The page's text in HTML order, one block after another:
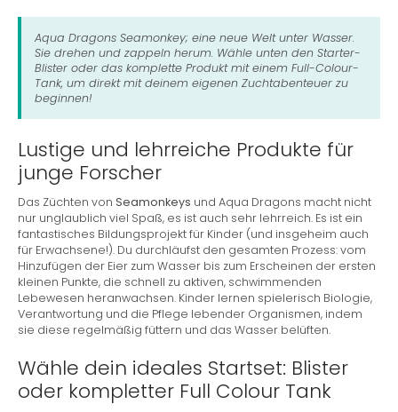
Aqua Dragons Seamonkey; eine neue Welt unter Wasser.
Sie drehen und zappeln herum. Wähle unten den Starter-
Blister oder das komplette Produkt mit einem Full-Colour-
Tank, um direkt mit deinem eigenen Zuchtabenteuer zu
beginnen!
Lustige und lehrreiche Produkte für
junge Forscher
Das Züchten von Seamonkeys und Aqua Dragons macht nicht
nur unglaublich viel Spaß, es ist auch sehr lehrreich. Es ist ein
fantastisches Bildungsprojekt für Kinder (und insgeheim auch
für Erwachsene!). Du durchläufst den gesamten Prozess: vom
Hinzufügen der Eier zum Wasser bis zum Erscheinen der ersten
kleinen Punkte, die schnell zu aktiven, schwimmenden
Lebewesen heranwachsen. Kinder lernen spielerisch Biologie,
Verantwortung und die Pflege lebender Organismen, indem
sie diese regelmäßig füttern und das Wasser belüften.
Wähle dein ideales Startset: Blister
oder kompletter Full Colour Tank